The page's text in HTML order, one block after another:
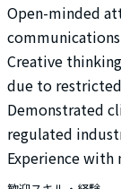
Open-minded
Creative
due to
Demonstrated
regulated
Experience with